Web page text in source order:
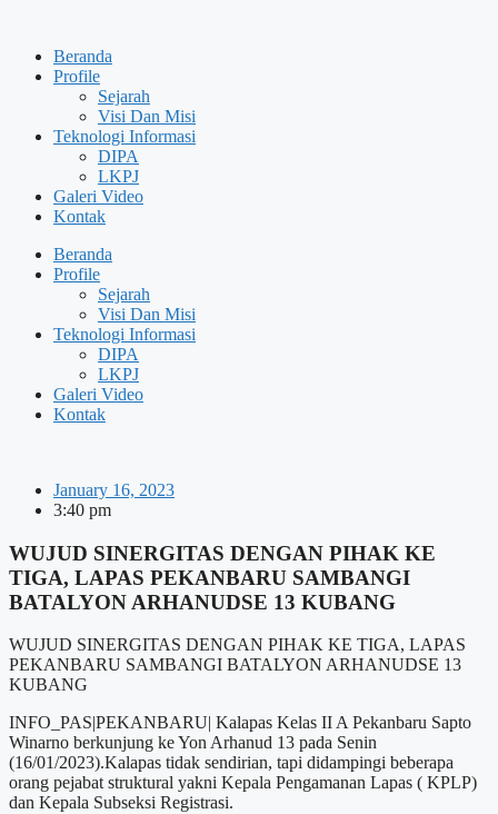
contentBeranda
Profile
Sejarah
Visi Dan Misi
Teknologi Informasi
DIPA
LKPJ
Galeri Video
Kontak
Beranda
Profile
Sejarah
Visi Dan Misi
Teknologi Informasi
DIPA
LKPJ
Galeri Video
Kontak
January 16, 2023
3:40 pm
WUJUD SINERGITAS DENGAN PIHAK KE
TIGA, LAPAS PEKANBARU SAMBANGI
BATALYON ARHANUDSE 13 KUBANG
WUJUD SINERGITAS DENGAN PIHAK KE TIGA, LAPAS
PEKANBARU SAMBANGI BATALYON ARHANUDSE 13
KUBANG
INFO_PAS|PEKANBARU| Kalapas Kelas II A Pekanbaru Sapto
Winarno berkunjung ke Yon Arhanud 13 pada Senin
(16/01/2023).Kalapas tidak sendirian, tapi didampingi beberapa
orang pejabat struktural yakni Kepala Pengamanan Lapas ( KPLP)
dan Kepala Subseksi Registrasi.